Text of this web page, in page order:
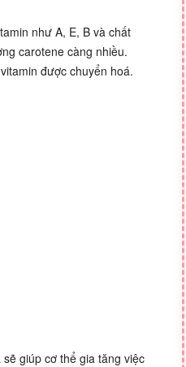
như A, E, B và chất
carotene càng nhiều.
được chuyển hoá.
giúp cơ thể gia tăng việc